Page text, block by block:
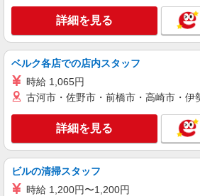
善は急げ≫≫≫履歴書不
病院で看護助手急募
時給1500円〜2125
通費全支給(ガソリン代含
職業紹介
株式会社トラストグロース 新宿本社 第3
特別養護老人ホームで
月給：189,600円〜
詳細を見る
ベルク各店での店内スタッフ
時給 1,065円
古河市・佐野市・前橋市・高崎市・
詳細を見る
ビルの清掃スタッフ
時給 1,200円〜1,200円